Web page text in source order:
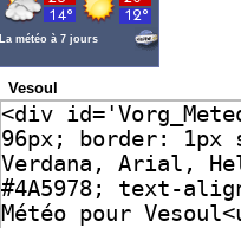
La météo à 7 jours
Vesoul